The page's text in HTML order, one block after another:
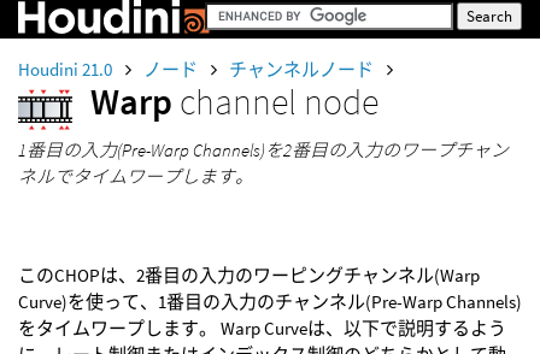
Houdini 21.0 ノード チャンネルノード
Warp channel node
1番目の入力(Pre-Warp Channels)を2番目の入力のワープチャン
ネルでタイムワープします。
このCHOPは、2番目の入力のワーピングチャンネル(Warp
Curve)を使って、1番目の入力のチャンネル(Pre-Warp Channels)
をタイムワープします。 Warp Curveは、以下で説明するよう